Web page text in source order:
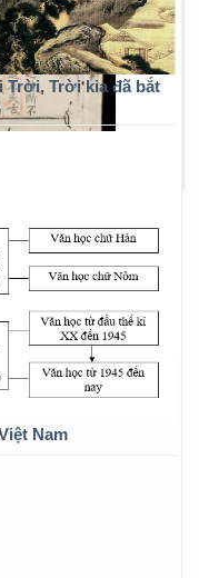
Trời, Trời kia đã bắt
Nam